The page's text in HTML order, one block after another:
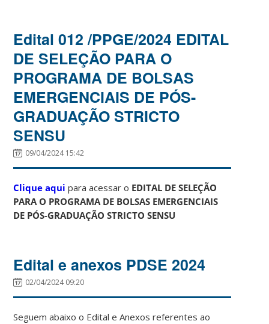
Edital 012 /PPGE/2024 EDITAL
DE SELEÇÃO PARA O
PROGRAMA DE BOLSAS
EMERGENCIAIS DE PÓS-
GRADUAÇÃO STRICTO
SENSU
09/04/2024 15:42
Clique aqui para acessar o EDITAL DE SELEÇÃO
PARA O PROGRAMA DE BOLSAS EMERGENCIAIS
DE PÓS-GRADUAÇÃO STRICTO SENSU
Edital e anexos PDSE 2024
02/04/2024 09:20
Seguem abaixo o Edital e Anexos referentes ao